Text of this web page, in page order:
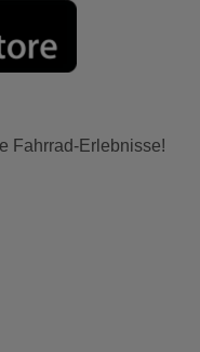
Fahrrad-Erlebnisse!